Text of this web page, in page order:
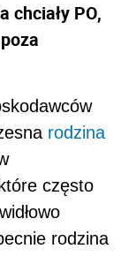
chciały PO,
rodzina
często
rodzina